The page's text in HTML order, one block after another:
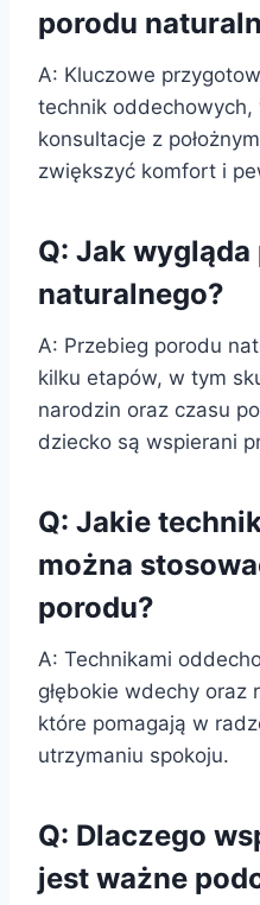
porodu
A: Kluczowe
technik
konsultacje z
zwiększyć komfort i
Q: Jak
naturalnego?
A: Przebieg porodu
kilku etapów, w tym
narodzin oraz czasu
dziecko są wspierani
Q: Jakie
można
porodu?
A: Technikami
głębokie wdechy oraz
które pomagają w
utrzymaniu spokoju.
Q: Dlaczego
jest ważne